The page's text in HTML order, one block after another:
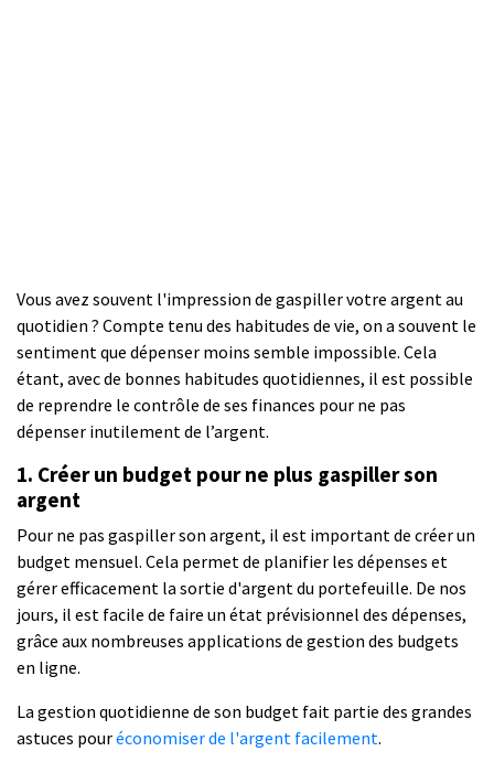
Vous avez souvent l'impression de gaspiller votre argent au
quotidien ? Compte tenu des habitudes de vie, on a souvent le
sentiment que dépenser moins semble impossible. Cela
étant, avec de bonnes habitudes quotidiennes, il est possible
de reprendre le contrôle de ses finances pour ne pas
dépenser inutilement de l’argent.
1. Créer un budget pour ne plus gaspiller son
argent
Pour ne pas gaspiller son argent, il est important de créer un
budget mensuel. Cela permet de planifier les dépenses et
gérer efficacement la sortie d'argent du portefeuille. De nos
jours, il est facile de faire un état prévisionnel des dépenses,
grâce aux nombreuses applications de gestion des budgets
en ligne.
La gestion quotidienne de son budget fait partie des grandes
astuces pouréconomiser de l'argent facilement.